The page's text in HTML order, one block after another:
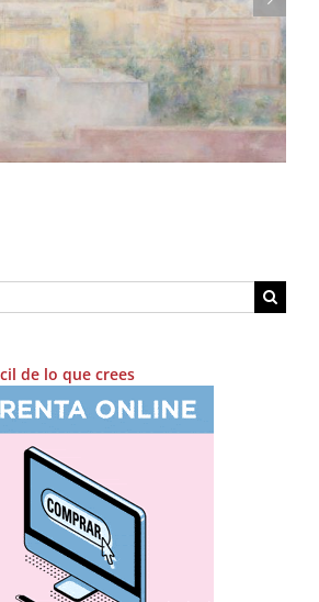
una lámina de «Madrileños»,
fotolibro de Adolfo Morales
de lo que crees